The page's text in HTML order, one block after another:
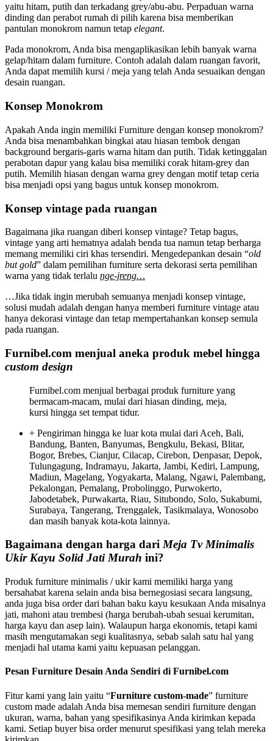
yaitu hitam, putih dan terkadang grey/abu-abu. Perpaduan warna
dinding dan perabot rumah di pilih karena bisa memberikan
pantulan monokrom namun tetap elegant.
Pada monokrom, Anda bisa mengaplikasikan lebih banyak warna
gelap/hitam dalam furniture. Contoh adalah dalam ruangan favorit,
Anda dapat memilih kursi / meja yang telah Anda sesuaikan dengan
desain ruangan.
Konsep Monokrom
Apakah Anda ingin memiliki Furniture dengan konsep monokrom?
Anda bisa menambahkan bingkai atau hiasan tembok dengan
background bergaris-garis warna hitam dan putih. Tidak ketinggalan
perabotan dapur yang kalau bisa memiliki corak hitam-grey dan
putih. Memilih hiasan dengan warna grey dengan motif tetap ceria
bisa menjadi opsi yang bagus untuk konsep monokrom.
Konsep vintage pada ruangan
Bagaimana jika ruangan diberi konsep vintage? Tetap bagus,
vintage yang arti hematnya adalah benda tua namun tetap berharga
memang memiliki ciri khas tersendiri. Mengedepankan desain “old
but gold” dalam pemilihan furniture serta dekorasi serta pemilihan
warna yang tidak terlalu nge-jreng…
…Jika tidak ingin merubah semuanya menjadi konsep vintage,
solusi mudah adalah dengan hanya memberi furniture vintage atau
hanya dekorasi vintage dan tetap mempertahankan konsep semula
pada ruangan.
Furnibel.com menjual aneka produk mebel hingga
custom design
Furnibel.com menjual berbagai produk furniture yang
bermacam-macam, mulai dari hiasan dinding, meja,
kursi hingga set tempat tidur.
+ Pengiriman hingga ke luar kota mulai dari Aceh, Bali,
Bandung, Banten, Banyumas, Bengkulu, Bekasi, Blitar,
Bogor, Brebes, Cianjur, Cilacap, Cirebon, Denpasar, Depok,
Tulungagung, Indramayu, Jakarta, Jambi, Kediri, Lampung,
Madiun, Magelang, Yogyakarta, Malang, Ngawi, Palembang,
Pekalongan, Pemalang, Probolinggo, Purwokerto,
Jabodetabek, Purwakarta, Riau, Situbondo, Solo, Sukabumi,
Surabaya, Tangerang, Trenggalek, Tasikmalaya, Wonosobo
dan masih banyak kota-kota lainnya.
Bagaimana dengan harga dariMeja Tv Minimalis
Ukir Kayu Solid Jati Murah ini?
Produk furniture minimalis / ukir kami memiliki harga yang
bersahabat karena selain anda bisa bernegosiasi secara langsung,
anda juga bisa order dari bahan baku kayu kesukaan Anda misalnya
jati, mahoni atau trembesi (harga berubah-ubah sesuai kerumitan,
harga kayu dan asep lain). Walaupun harga ekonomis, tetapi kami
masih mengutamakan segi kualitasnya, sebab salah satu hal yang
menjadi hal utama kami yaitu kepuasan pelanggan.
Pesan Furniture Desain Anda Sendiri di Furnibel.com
Fitur kami yang lain yaitu “Furniture custom-made” furniture
custom made adalah Anda bisa memesan sendiri furniture dengan
ukuran, warna, bahan yang spesifikasinya Anda kirimkan kepada
kami. Setiap buyer bisa order menurut spesifikasi yang telah mereka